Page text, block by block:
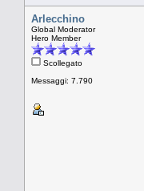
Arlecchino
Global Moderator
Hero Member
Scollegato
Messaggi: 7.790